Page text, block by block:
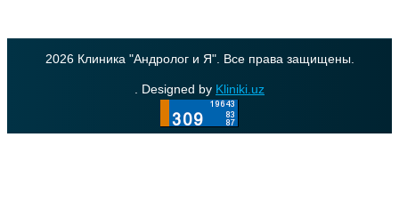
2026 Клиника "Андролог и Я". Все права защищены.
. Designed by Kliniki.uz